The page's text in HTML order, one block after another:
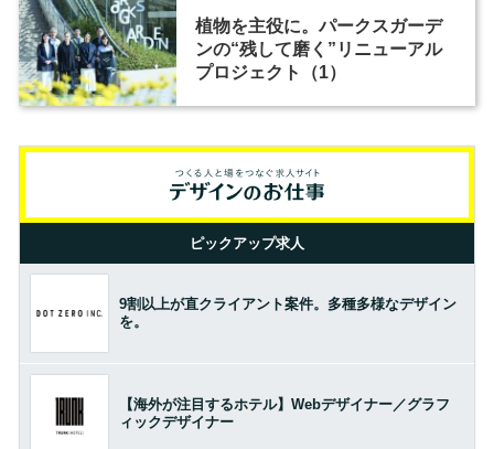
植物を主役に。パークスガーデ
ンの“残して磨く”リニューアル
プロジェクト（1）
ピックアップ求人
9割以上が直クライアント案件。多種多様なデザイン
を。
【海外が注目するホテル】Webデザイナー／グラフ
ィックデザイナー